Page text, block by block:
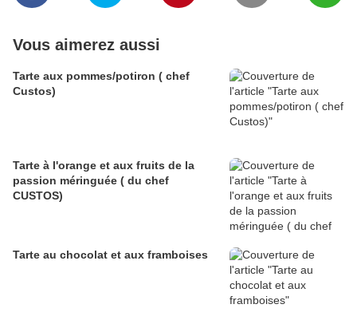
Vous aimerez aussi
Tarte aux pommes/potiron ( chef
Custos)
Tarte à l'orange et aux fruits de la
passion méringuée ( du chef
CUSTOS)
Tarte au chocolat et aux framboises